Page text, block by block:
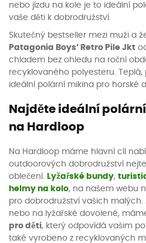
nebo jízdu na kole je to ideální
vaše děti k dobrodružství.
Skutečný bestseller mezi muži a
Patagonia Boys’ Retro Pile Jkt
chladem bez ohledu na roční
recyklovaného polyesteru.
ideální polární mikina pro horské
Najděte ideální
na Hardloop
Na Hardloop máme hlavní cíl
outdoorových dobrodružství
oblečení. Lyžařské bundy,
helmy na kolo, na našem webu
pro dobrodružství vašich malých.
nebo na lyžařské dovolené,
pro děti, který odpovídá vašim
také vyrobeno z recyklovaných